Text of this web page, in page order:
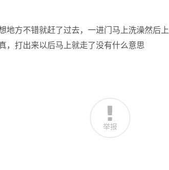
地方不错就赶了过去，一进门马上洗澡然后上
，打出来以后马上就走了没有什么意思
举报